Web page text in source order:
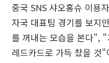
중국 SNS 샤오홍슈 이용
자국 대표팀 경기를 보지
를 꺼내는 모습을 본다",
레드카드로 가득 찼을 것